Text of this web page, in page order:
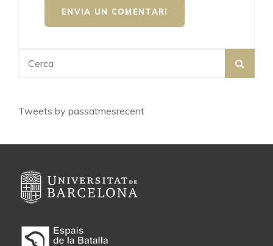
for:
Tweets by passatmesrecent